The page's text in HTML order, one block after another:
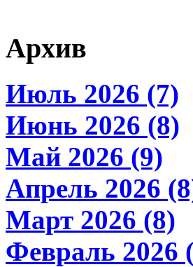
Архив
Июль 2026 (7)
Июнь 2026 (8)
Май 2026 (9)
Апрель 2026
Март 2026 (8)
Февраль 2026